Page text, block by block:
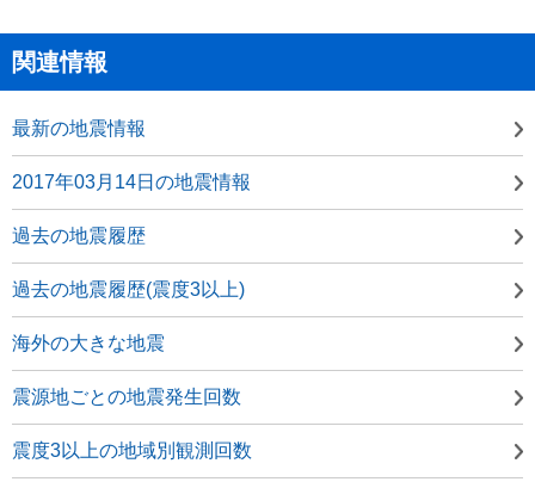
関連情報
最新の地震情報
2017年03月14日の地震情報
過去の地震履歴
過去の地震履歴(震度3以上)
海外の大きな地震
震源地ごとの地震発生回数
震度3以上の地域別観測回数